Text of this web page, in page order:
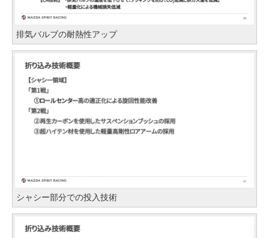
排気バルブの耐熱性アップ
シャシー部分での投入技術